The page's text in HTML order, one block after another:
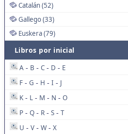
Catalán (52)
Gallego (33)
Euskera (79)
Libros por inicial
A - B - C - D - E
F - G - H - I - J
K - L - M - N - O
P - Q - R - S - T
U - V - W - X